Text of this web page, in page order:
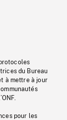
du Bureau
à mettre à jour
pour les